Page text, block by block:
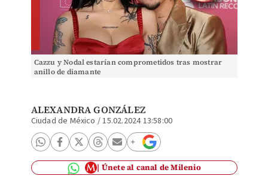
Cazzu y Nodal estarían comprometidos tras mostrar
anillo de diamante
ALEXANDRA GONZÁLEZ
Ciudad de México /15.02.2024 13:58:00
Únete al canal de Milenio